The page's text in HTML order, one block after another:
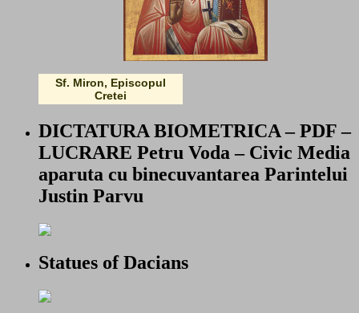
Sf. Miron, Episcopul
Cretei
DICTATURA BIOMETRICA – PDF –
LUCRARE Petru Voda – Civic Media
aparuta cu binecuvantarea Parintelui
Justin Parvu
Statues of Dacians